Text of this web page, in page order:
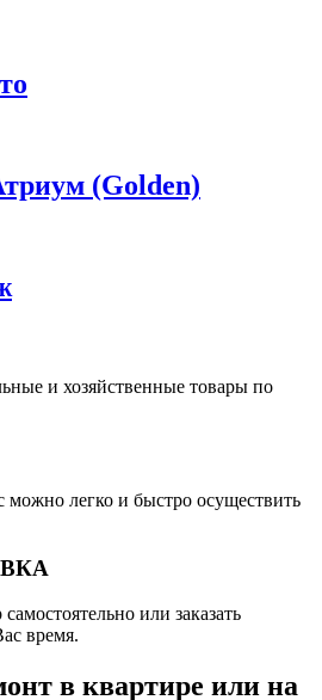
(Golden)
и хозяйственные товары по
легко и быстро осуществить
или заказать
время.
в квартире или на